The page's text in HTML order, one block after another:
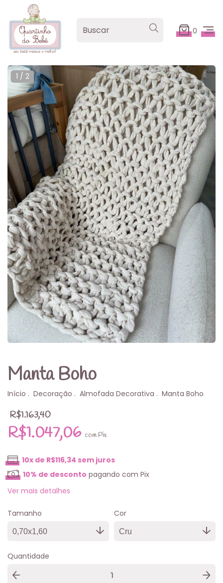
0
Manta Boho
Início . Decoração . Almofada Decorativa . Manta Boho
R$1.163,40
R$1.047,06 com Pix
10x de R$116,34 sem juros
10% de desconto pagando com Pix
Ver mais detalhes
Tamanho Cor
Quantidade
1 / 2